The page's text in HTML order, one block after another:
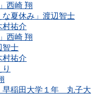
西崎 翔
な夏休み」渡辺智士
村祐介
西崎 翔
智士
村祐介
早稲田大学１年 丸子大